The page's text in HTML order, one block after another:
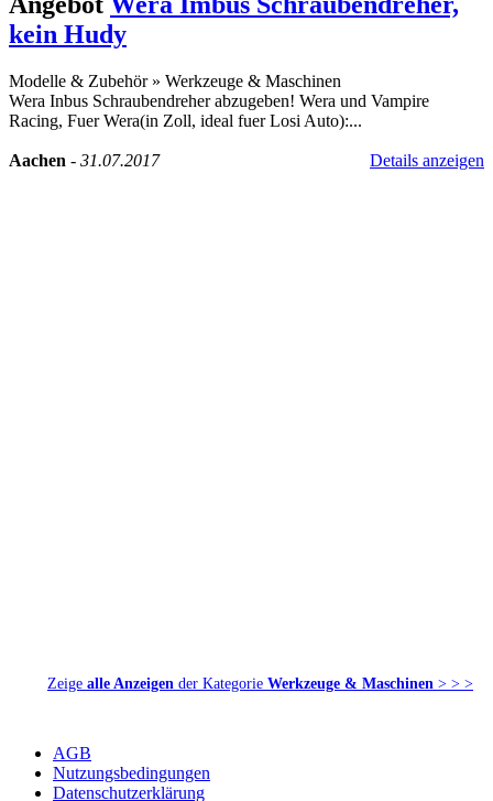
kein Hudy
Modelle & Zubehör » Werkzeuge & Maschinen
Wera Inbus Schraubendreher abzugeben! Wera und Vampire
Racing, Fuer Wera(in Zoll, ideal fuer Losi Auto):...
Aachen - 31.07.2017 Details anzeigen
Zeige alle Anzeigen der Kategorie Werkzeuge & Maschinen > > >
AGB
Nutzungsbedingungen
Datenschutzerklärung